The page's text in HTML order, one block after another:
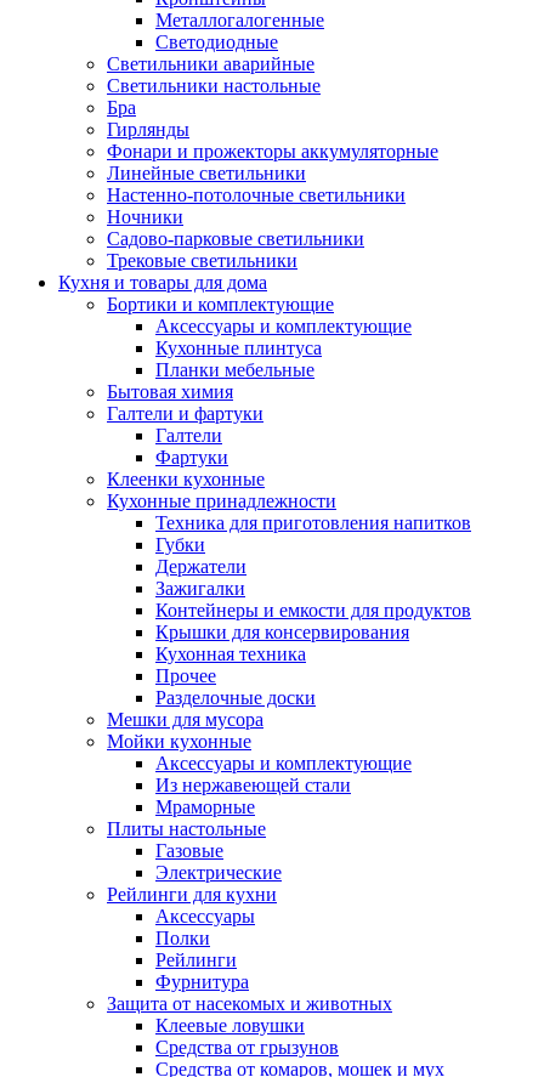
Металлогалогенные
Светодиодные
Светильники аварийные
Светильники настольные
Бра
Гирлянды
Фонари и прожекторы аккумуляторные
Линейные светильники
Настенно-потолочные светильники
Ночники
Садово-парковые светильники
Трековые светильники
Кухня и товары для дома
Бортики и комплектующие
Аксессуары и комплектующие
Кухонные плинтуса
Планки мебельные
Бытовая химия
Галтели и фартуки
Галтели
Фартуки
Клеенки кухонные
Кухонные принадлежности
Техника для приготовления напитков
Губки
Держатели
Зажигалки
Контейнеры и емкости для продуктов
Крышки для консервирования
Кухонная техника
Прочее
Разделочные доски
Мешки для мусора
Мойки кухонные
Аксессуары и комплектующие
Из нержавеющей стали
Мраморные
Плиты настольные
Газовые
Электрические
Рейлинги для кухни
Аксессуары
Полки
Рейлинги
Фурнитура
Защита от насекомых и животных
Клеевые ловушки
Средства от грызунов
Средства от комаров, мошек и мух